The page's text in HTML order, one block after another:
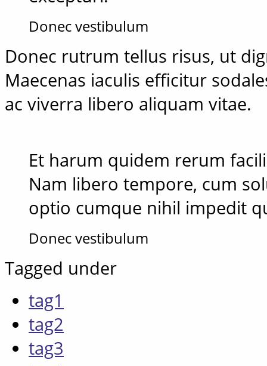
Donec vestibulum
Donec rutrum tellus risus, ut
Maecenas iaculis efficitur
ac viverra libero aliquam vitae.
Et harum quidem rerum
Nam libero tempore, cum
optio cumque nihil impedit
Donec vestibulum
Tagged under
tag1
tag2
tag3